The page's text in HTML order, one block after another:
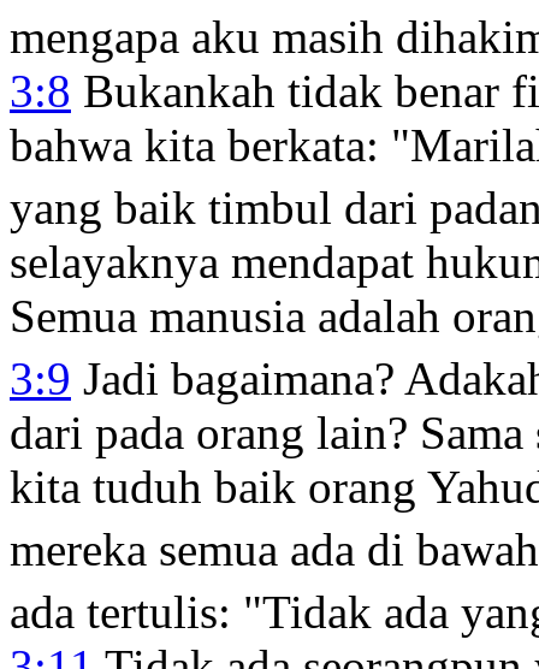
mengapa aku masih
3:8 Bukankah tidak benar
bahwa kita berkata:
yang baik timbul dari
selayaknya mendapat
Semua manusia adalah
3:9 Jadi bagaimana?
dari pada orang lain?
kita tuduh baik orang
mereka semua ada di
ada tertulis: "Tidak ada